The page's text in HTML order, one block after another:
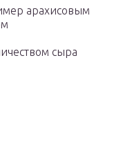
арахисовым
сыра